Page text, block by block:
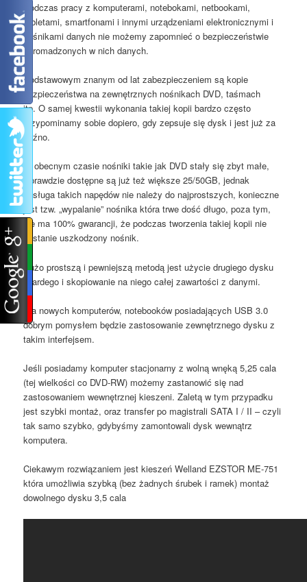
Podczas pracy z komputerami, notebokami, netbookami,
tabletami, smartfonami i innymi urządzeniami elektronicznymi i
nośnikami danych nie możemy zapomnieć o bezpieczeństwie
zgromadzonych w nich danych.
Podstawowym znanym od lat zabezpieczeniem są kopie
bezpieczeństwa na zewnętrznych nośnikach DVD, taśmach
itp. O samej kwestii wykonania takiej kopii bardzo często
przypominamy sobie dopiero, gdy zepsuje się dysk i jest już za
późno.
W obecnym czasie nośniki takie jak DVD stały się zbyt małe,
wprawdzie dostępne są już też większe 25/50GB, jednak
obsługa takich napędów nie należy do najprostszych, konieczne
jest tzw. „wypalanie” nośnika która trwe dość długo, poza tym,
nie ma 100% gwarancji, że podczas tworzenia takiej kopii nie
zostanie uszkodzony nośnik.
Dużo prostszą i pewniejszą metodą jest użycie drugiego dysku
twardego i skopiowanie na niego całej zawartości z danymi.
Dla nowych komputerów, notebooków posiadających USB 3.0
dobrym pomysłem będzie zastosowanie zewnętrznego dysku z
takim interfejsem.
Jeśli posiadamy komputer stacjonarny z wolną wnęką 5,25 cala
(tej wielkości co DVD-RW) możemy zastanowić się nad
zastosowaniem wewnętrznej kieszeni. Zaletą w tym przypadku
jest szybki montaż, oraz transfer po magistrali SATA I / II – czyli
tak samo szybko, gdybyśmy zamontowali dysk wewnątrz
komputera.
Ciekawym rozwiązaniem jest kieszeń Welland EZSTOR ME-751
która umożliwia szybką (bez żadnych śrubek i ramek) montaż
dowolnego dysku 3,5 cala